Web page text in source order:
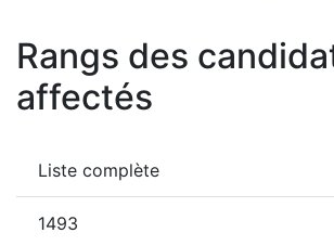
Rangs des
affectés
Liste complète
1493